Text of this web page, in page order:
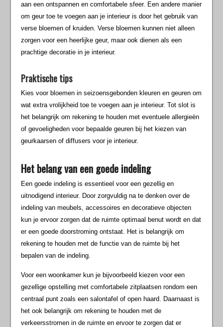
aan een ontspannen en comfortabele sfeer. Een andere manier
om geur toe te voegen aan je interieur is door het gebruik van
verse bloemen of kruiden. Verse bloemen kunnen niet alleen
zorgen voor een heerlijke geur, maar ook dienen als een
prachtige decoratie in je interieur.
Praktische tips
Kies voor bloemen in seizoensgebonden kleuren en geuren om
wat extra vrolijkheid toe te voegen aan je interieur. Tot slot is
het belangrijk om rekening te houden met eventuele allergieën
of gevoeligheden voor bepaalde geuren bij het kiezen van
geurkaarsen of diffusers voor je interieur.
Het belang van een goede indeling
Een goede indeling is essentieel voor een gezellig en
uitnodigend interieur. Door zorgvuldig na te denken over de
indeling van meubels, accessoires en decoratieve objecten
kun je ervoor zorgen dat de ruimte optimaal benut wordt en dat
er een goede doorstroming ontstaat. Het is belangrijk om
rekening te houden met de functie van de ruimte bij het
bepalen van de indeling.
Voor een woonkamer kun je bijvoorbeeld kiezen voor een
gezellige opstelling met comfortabele zitplaatsen rondom een
centraal punt zoals een salontafel of open haard. Daarnaast is
het ook belangrijk om rekening te houden met de
verkeersstromen in de ruimte en ervoor te zorgen dat er